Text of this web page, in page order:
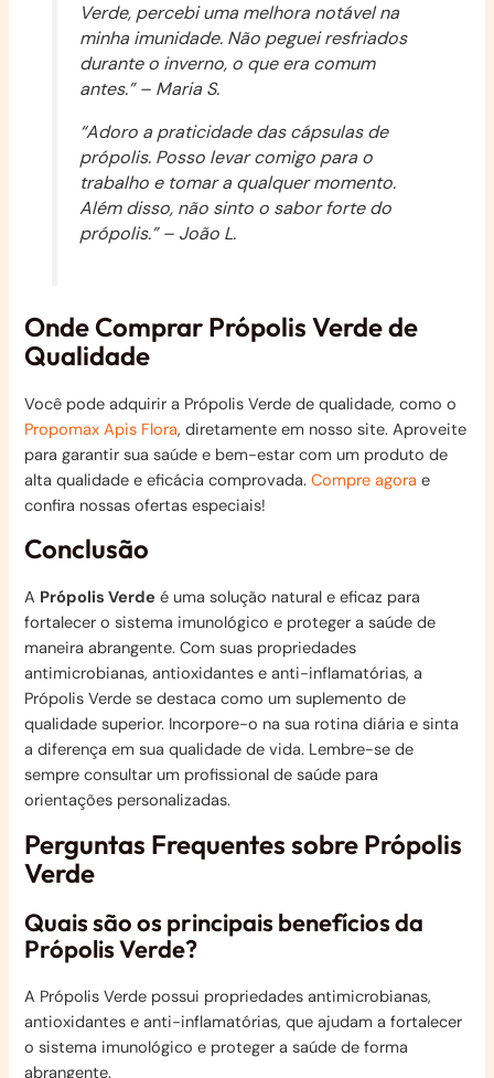
Verde, percebi uma melhora notável na
minha imunidade. Não peguei resfriados
durante o inverno, o que era comum
antes.” – Maria S.
“Adoro a praticidade das cápsulas de
própolis. Posso levar comigo para o
trabalho e tomar a qualquer momento.
Além disso, não sinto o sabor forte do
própolis.” – João L.
Onde Comprar Própolis Verde de
Qualidade
Você pode adquirir a Própolis Verde de qualidade, como o
Propomax Apis Flora, diretamente em nosso site. Aproveite
para garantir sua saúde e bem-estar com um produto de
alta qualidade e eficácia comprovada.Compre agora e
confira nossas ofertas especiais!
Conclusão
A Própolis Verde é uma solução natural e eficaz para
fortalecer o sistema imunológico e proteger a saúde de
maneira abrangente. Com suas propriedades
antimicrobianas, antioxidantes e anti-inflamatórias, a
Própolis Verde se destaca como um suplemento de
qualidade superior. Incorpore-o na sua rotina diária e sinta
a diferença em sua qualidade de vida. Lembre-se de
sempre consultar um profissional de saúde para
orientações personalizadas.
Perguntas Frequentes sobre Própolis
Verde
Quais são os principais benefícios da
Própolis Verde?
A Própolis Verde possui propriedades antimicrobianas,
antioxidantes e anti-inflamatórias, que ajudam a fortalecer
o sistema imunológico e proteger a saúde de forma
abrangente.